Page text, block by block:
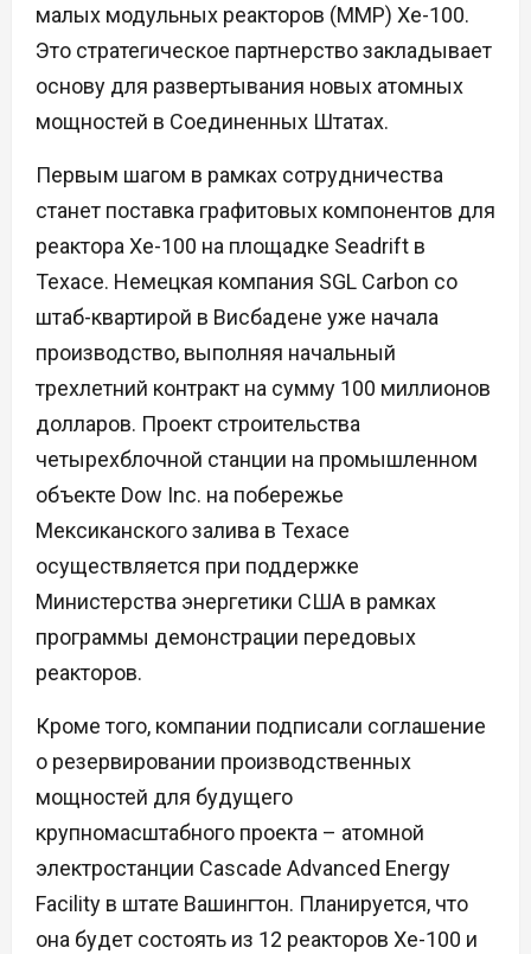
малых модульных реакторов (ММР) Xe-100.
Это стратегическое партнерство закладывает
основу для развертывания новых атомных
мощностей в Соединенных Штатах.
Первым шагом в рамках сотрудничества
станет поставка графитовых компонентов для
реактора Xe-100 на площадке Seadrift в
Техасе. Немецкая компания SGL Carbon со
штаб-квартирой в Висбадене уже начала
производство, выполняя начальный
трехлетний контракт на сумму 100 миллионов
долларов. Проект строительства
четырехблочной станции на промышленном
объекте Dow Inc. на побережье
Мексиканского залива в Техасе
осуществляется при поддержке
Министерства энергетики США в рамках
программы демонстрации передовых
реакторов.
Кроме того, компании подписали соглашение
о резервировании производственных
мощностей для будущего
крупномасштабного проекта – атомной
электростанции Cascade Advanced Energy
Facility в штате Вашингтон. Планируется, что
она будет состоять из 12 реакторов Xe-100 и